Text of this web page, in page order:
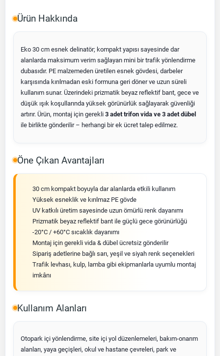
Ürün Hakkında
Eko 30 cm esnek delinatör; kompakt yapısı sayesinde dar
alanlarda maksimum verim sağlayan mini bir trafik yönlendirme
dubasıdır. PE malzemeden üretilen esnek gövdesi, darbeler
karşısında kırılmadan eski formuna geri döner ve uzun süreli
kullanım sunar. Üzerindeki prizmatik beyaz reflektif bant, gece ve
düşük ışık koşullarında yüksek görünürlük sağlayarak güvenliği
artırır. Ürün, montaj için gerekli 3 adet trifon vida ve 3 adet dübel
ile birlikte gönderilir – herhangi bir ek ücret talep edilmez.
Öne Çıkan Avantajları
30 cm kompakt boyuyla dar alanlarda etkili kullanım
Yüksek esneklik ve kırılmaz PE gövde
UV katkılı üretim sayesinde uzun ömürlü renk dayanımı
Prizmatik beyaz reflektif bant ile güçlü gece görünürlüğü
-20°C / +60°C sıcaklık dayanımı
Montaj için gerekli vida & dübel ücretsiz gönderilir
Sipariş adetlerine bağlı sarı, yeşil ve siyah renk seçenekleri
Trafik levhası, kulp, lamba gibi ekipmanlarla uyumlu montaj
imkânı
Kullanım Alanları
Otopark içi yönlendirme, site içi yol düzenlemeleri, bakım-onarım
alanları, yaya geçişleri, okul ve hastane çevreleri, park ve